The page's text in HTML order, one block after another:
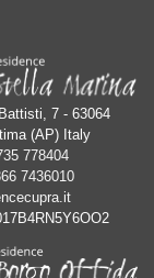
7 - 63064
(AP) Italy
778404
7436010